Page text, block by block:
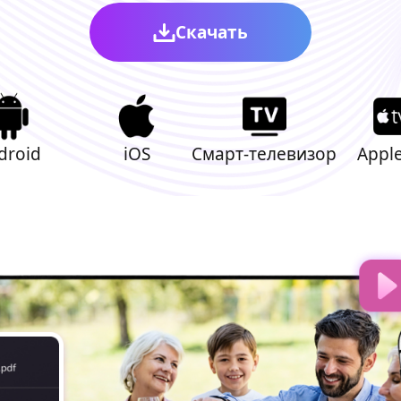
Скачать
iOS Смарт‑телевизор